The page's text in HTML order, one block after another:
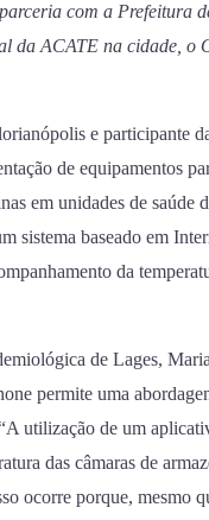
com a Prefeitura
da ACATE na cidade, o
e participante
de equipamentos
em unidades de saúde
sistema baseado em
da
de Lages,
permite uma
utilização de um
das câmaras de
ocorre porque, mesmo